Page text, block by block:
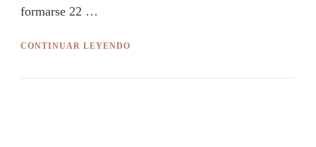
formarse 22 …
CONTINUAR LEYENDO